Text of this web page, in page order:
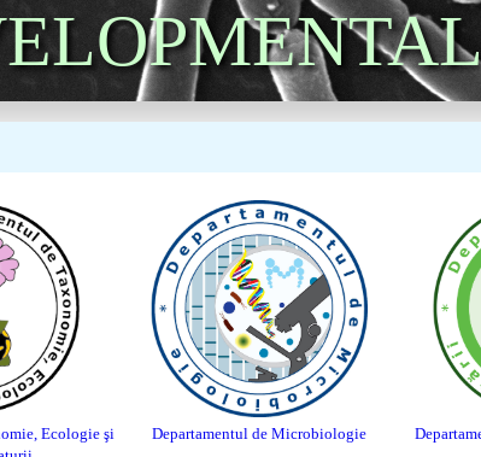
Ecologie şi
Departamentul de Microbiologie